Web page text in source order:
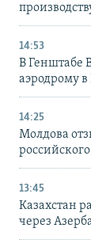
14:53
В Генштабе
аэродрому
14:25
Молдова
13:45
Казахстан
через